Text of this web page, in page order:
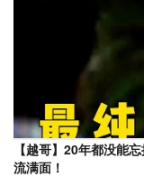
【越哥】20年都没能
流满面！